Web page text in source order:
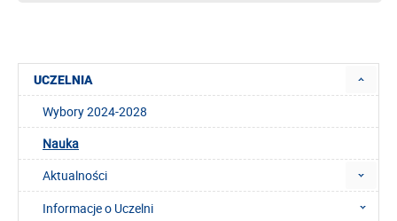
UCZELNIA
Wybory 2024-2028
Nauka
Aktualności
Informacje o Uczelni